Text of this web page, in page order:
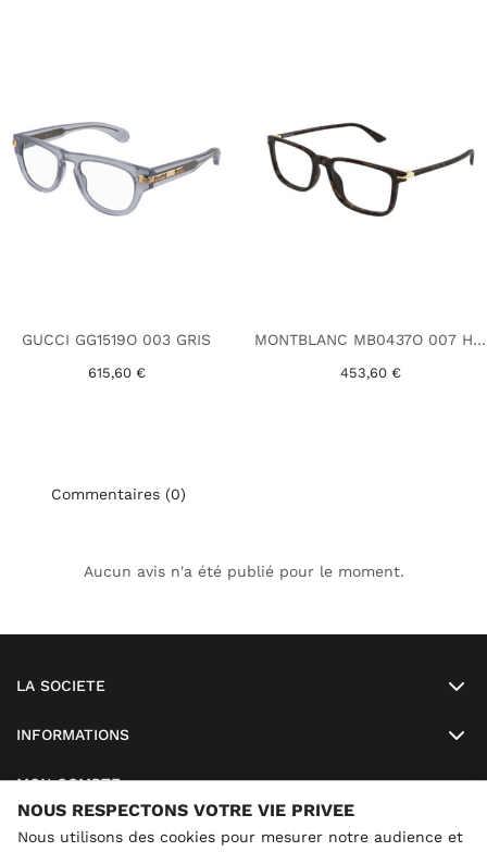
GUCCI GG1519O 003 GRIS
615,60 €
MONTBLANC MB0437O 007 HAVANE
453,60 €
Commentaires (0)
Aucun avis n'a été publié pour le moment.
LA SOCIETE
INFORMATIONS
MON COMPTE
SO LUNETTES
NOUS RESPECTONS VOTRE VIE PRIVEE
Nous utilisons des cookies pour mesurer notre audience et